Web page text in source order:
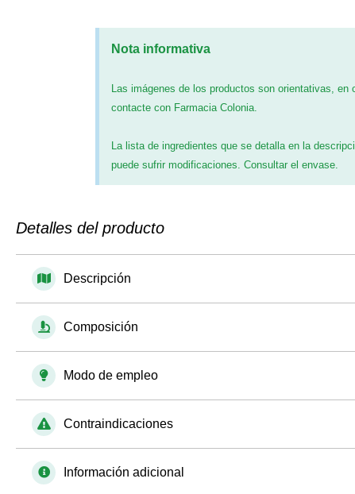
Nota informativa
Las imágenes de los productos son orientativas, en
contacte con Farmacia Colonia.
La lista de ingredientes que se detalla en la
puede sufrir modificaciones. Consultar el envase.
Detalles del producto
Descripción
Composición
Modo de empleo
Contraindicaciones
Información adicional